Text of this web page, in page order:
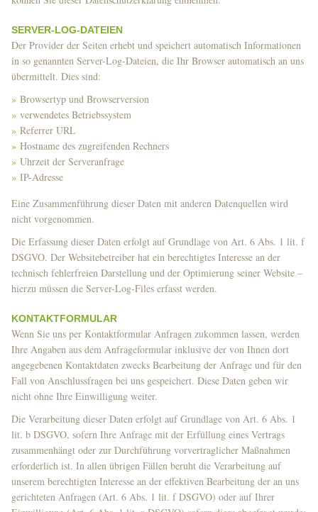
SERVER-LOG-DATEIEN
Der Provider der Seiten erhebt und speichert automatisch Informationen
in so genannten Server-Log-Dateien, die Ihr Browser automatisch an uns
übermittelt. Dies sind:
Browsertyp und Browserversion
verwendetes Betriebssystem
Referrer URL
Hostname des zugreifenden Rechners
Uhrzeit der Serveranfrage
IP-Adresse
Eine Zusammenführung dieser Daten mit anderen Datenquellen wird
nicht vorgenommen.
Die Erfassung dieser Daten erfolgt auf Grundlage von Art. 6 Abs. 1 lit. f
DSGVO. Der Websitebetreiber hat ein berechtigtes Interesse an der
technisch fehlerfreien Darstellung und der Optimierung seiner Website –
hierzu müssen die Server-Log-Files erfasst werden.
KONTAKTFORMULAR
Wenn Sie uns per Kontaktformular Anfragen zukommen lassen, werden
Ihre Angaben aus dem Anfrageformular inklusive der von Ihnen dort
angegebenen Kontaktdaten zwecks Bearbeitung der Anfrage und für den
Fall von Anschlussfragen bei uns gespeichert. Diese Daten geben wir
nicht ohne Ihre Einwilligung weiter.
Die Verarbeitung dieser Daten erfolgt auf Grundlage von Art. 6 Abs. 1
lit. b DSGVO, sofern Ihre Anfrage mit der Erfüllung eines Vertrags
zusammenhängt oder zur Durchführung vorvertraglicher Maßnahmen
erforderlich ist. In allen übrigen Fällen beruht die Verarbeitung auf
unserem berechtigten Interesse an der effektiven Bearbeitung der an uns
gerichteten Anfragen (Art. 6 Abs. 1 lit. f DSGVO) oder auf Ihrer